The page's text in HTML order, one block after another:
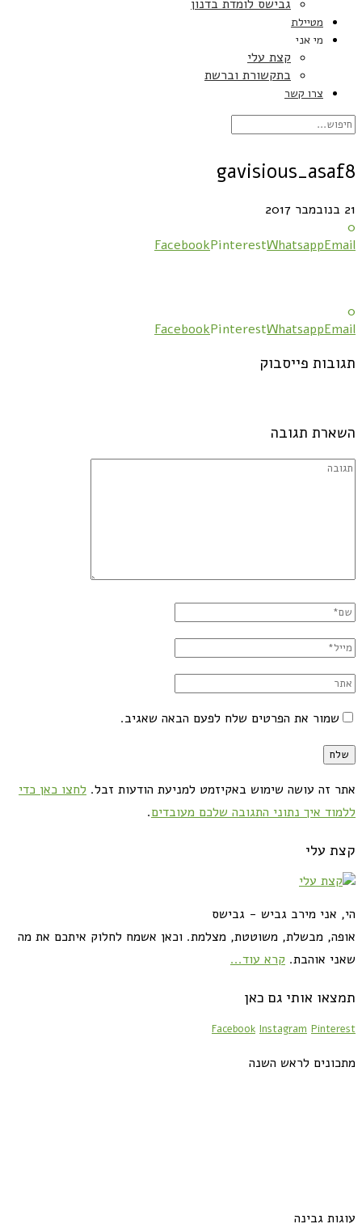
גבישס לומדת בדנון
מטיילת
מי אני
קצת עלי
בתקשורת וברשת
צרו קשר
gavisious_asaf8
21 בנובמבר 2017
0
FacebookPinterestWhatsappEmail
0
FacebookPinterestWhatsappEmail
תגובות פייסבוק
השארת תגובה
שמור את הפרטים שלח לפעם הבאה שאגיב.
אתר זה עושה שימוש באקיזמט למניעת הודעות זבל. לחצו כאן כדי
ללמוד איך נתוני התגובה שלכם מעובדים.
קצת עלי
הי, אני מירב גביש - גבישס
אופה, מבשלת, משוטטת, מצלמת. וכאן אשמח לחלוק איתכם את מה
שאני אוהבת. קרא עוד...
תמצאו אותי גם כאן
Facebook Instagram Pinterest
מתכונים לראש השנה
עוגות גבינה